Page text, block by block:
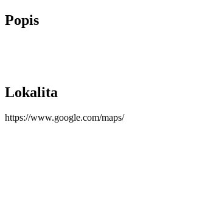
Popis
Lokalita
https://www.google.com/maps/